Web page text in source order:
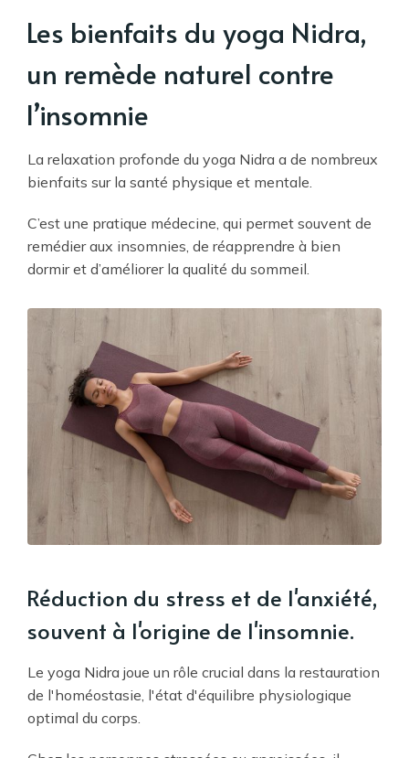
Les bienfaits du yoga Nidra,
un remède naturel contre
l’insomnie
La relaxation profonde du yoga Nidra a de nombreux
bienfaits sur la santé physique et mentale.
C’est une pratique médecine, qui permet souvent de
remédier aux insomnies, de réapprendre à bien
dormir et d’améliorer la qualité du sommeil.
Réduction du stress et de l'anxiété,
souvent à l'origine de l'insomnie.
Le yoga Nidra joue un rôle crucial dans la restauration
de l'homéostasie, l'état d'équilibre physiologique
optimal du corps.